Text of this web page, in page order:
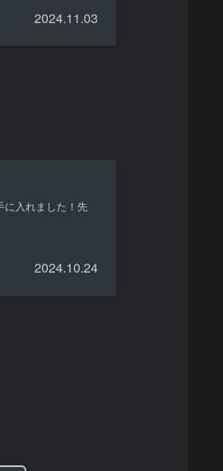
2024.11.03
に入れました！先
2024.10.24